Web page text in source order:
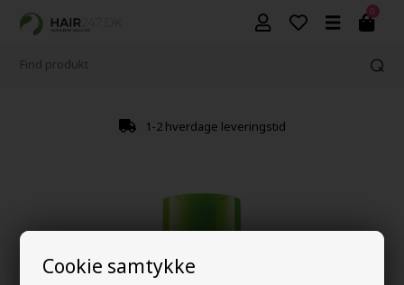
Cookie samtykke
0
1-2 hverdage leveringstid